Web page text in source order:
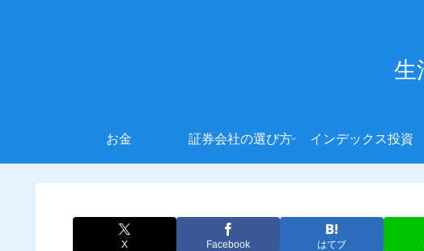
生
お金 証券会社の選び方 インデックス投資
X Facebook はてブ